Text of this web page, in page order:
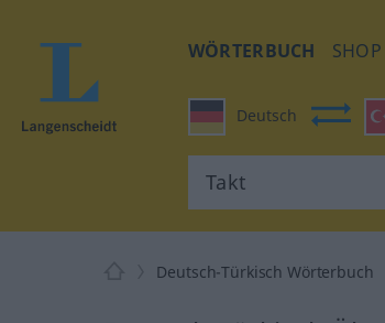
WÖRTERBUCH SHOP
Deutsch
Deutsch-Türkisch Wörterbuch